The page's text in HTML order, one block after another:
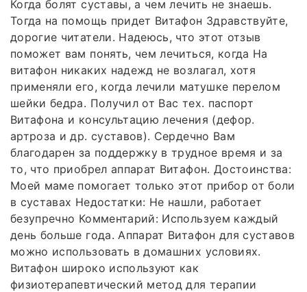
Когда болят суставы, а чем лечить не знаешь.
Тогда на помощь придет Витафон Здравствуйте,
дорогие читатели. Надеюсь, что этот отзыв
поможет вам понять, чем лечиться, когда На
витафон никаких надежд не возлагал, хотя
применяли его, когда лечили матушке перелом
шейки бедра. Получил от Вас тех. паспорт
Витафона и консультацию лечения (дефор.
артроза и др. суставов). Сердечно Вам
благодарен за поддержку в трудное время и за
то, что приобрел аппарат Витафон. Достоинства:
Моей маме помогает только этот прибор от боли
в суставах Недостатки: Не нашли, работает
безупречно Комментарий: Используем каждый
день больше года. Аппарат Витафон для суставов
можно использовать в домашних условиях.
Витафон широко используют как
физиотерапевтический метод для терапии